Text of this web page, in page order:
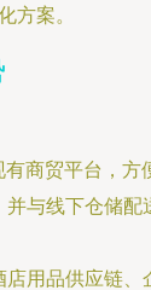
方案。
有商贸平台，方
并与线下仓储配
店用品供应链、